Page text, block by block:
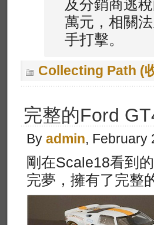
及分銷商逃
萬元，相關
手打擊。
Collecting Path (
完整的Ford
By admin, February
剛在Scale18看到
完夢，擁有了完整